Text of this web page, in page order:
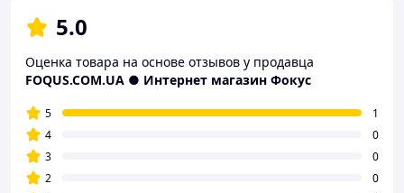
5.0
Оценка товара на основе отзывов у продавца
FOQUS.COM.UA ● Интернет магазин Фокус
5
1
4
0
3
0
2
0